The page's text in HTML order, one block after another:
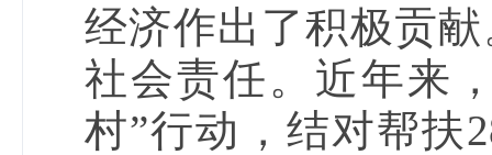
经济作出了积极贡
社会责任。近年来
村”行动，结对帮扶